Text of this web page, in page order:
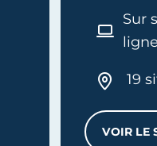
CLÉ EN MAIN -
Sur
19
VOIR LE